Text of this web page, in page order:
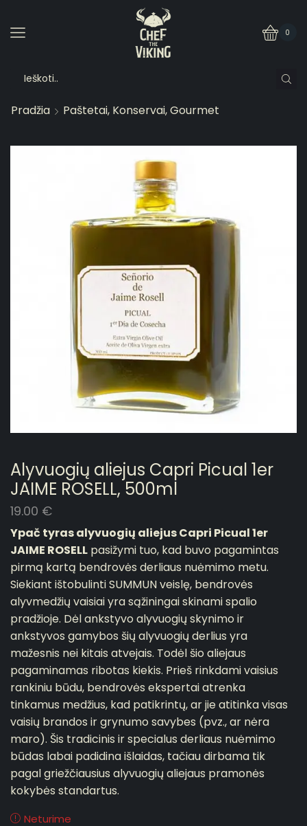
0
Pradžia Paštetai, Konservai, Gourmet
Alyvuogių aliejus Capri Picual 1er
JAIME ROSELL, 500ml
19.00 €
Ypač tyrasalyvuogių aliejusCapri Picual 1er
JAIME ROSELL pasižymi tuo, kad buvo pagamintas
pirmą kartą bendrovės derliaus nuėmimo metu.
Siekiant ištobulinti SUMMUN veislę, bendrovės
alyvmedžių vaisiai yra sąžiningai skinami spalio
pradžioje. Dėl ankstyvo alyvuogių skynimo ir
ankstyvos gamybos šių alyvuogių derlius yra
mažesnis nei kitais atvejais. Todėl šio aliejaus
pagaminamas ribotas kiekis. Prieš rinkdami vaisius
rankiniu būdu, bendrovės ekspertai atrenka
tinkamus medžius, kad patikrintų, ar jie atitinka visas
vaisių brandos ir grynumo savybes (pvz., ar nėra
maro). Šis tradicinis ir specialus derliaus nuėmimo
būdas labai padidina išlaidas, tačiau dirbama tik
pagal griežčiausius alyvuogių aliejaus pramonės
kokybės standartus.
Neturime